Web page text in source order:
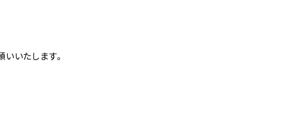
いたします。